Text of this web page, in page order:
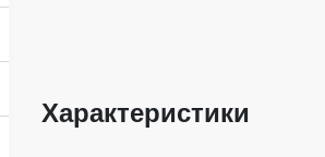
Характеристики